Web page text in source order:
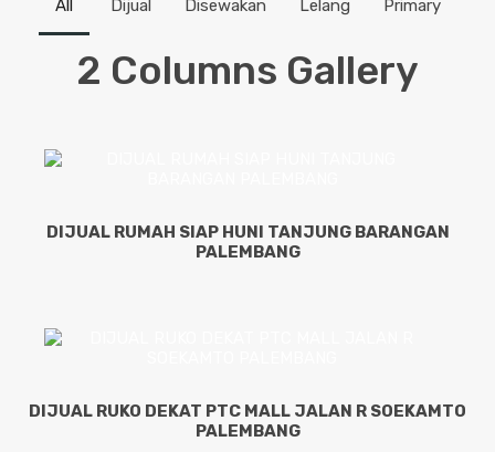
2 Columns Gallery
All Dijual Disewakan Lelang Primary
DIJUAL RUMAH SIAP HUNI TANJUNG BARANGAN
PALEMBANG
DIJUAL RUKO DEKAT PTC MALL JALAN R SOEKAMTO
PALEMBANG